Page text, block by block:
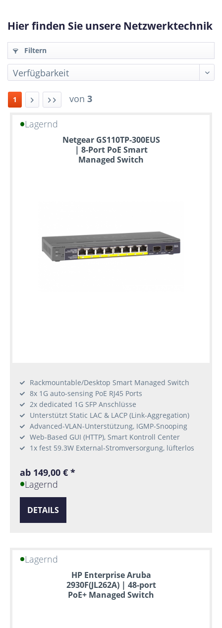
Hier finden Sie unsere Netzwerktechnik
Filtern
1 von 3
Lagernd
Netgear GS110TP-300EUS
| 8-Port PoE Smart
Managed Switch
Rackmountable/Desktop Smart Managed Switch
8x 1G auto-sensing PoE RJ45 Ports
2x dedicated 1G SFP Anschlüsse
Unterstützt Static LAC & LACP (Link-Aggregation)
Advanced-VLAN-Unterstützung, IGMP-Snooping
Web-Based GUI (HTTP), Smart Kontroll Center
1x fest 59.3W External-Stromversorgung, lüfterlos
ab 149,00 € *
Lagernd
DETAILS
Lagernd
HP Enterprise Aruba
2930F(JL262A) | 48-port
PoE+ Managed Switch